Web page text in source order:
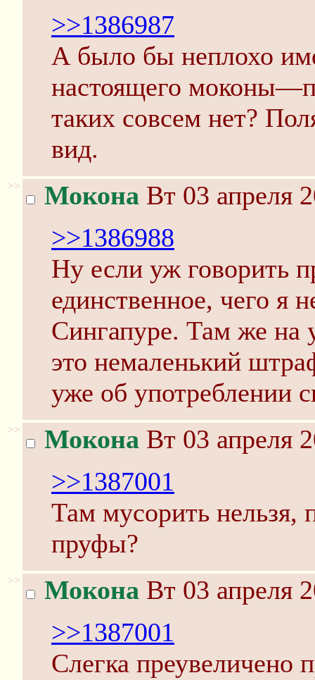
>>1386987
А было бы неплохо
настоящего
таких совсем нет?
вид.
>> Мокона Вт 03 апреля
>>1386988
Ну если уж говорить
единственное, чего я
Сингапуре. Там же на
это немаленький
уже об употреблении
>> Мокона Вт 03 апреля
>>1387001
Там мусорить нельзя,
пруфы?
>> Мокона Вт 03 апреля
>>1387001
Слегка